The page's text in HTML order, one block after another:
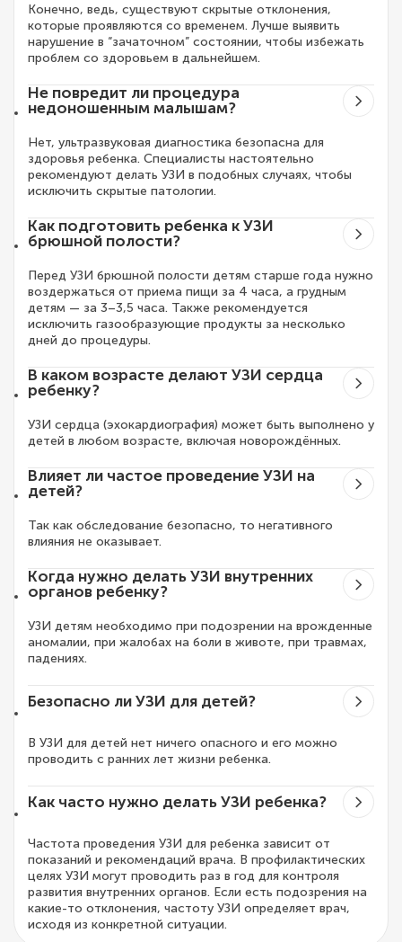
Конечно, ведь, существуют скрытые отклонения,
которые проявляются со временем. Лучше выявить
нарушение в “зачаточном” состоянии, чтобы избежать
проблем со здоровьем в дальнейшем.
Не повредит ли процедура
недоношенным малышам?
Нет, ультразвуковая диагностика безопасна для
здоровья ребенка. Специалисты настоятельно
рекомендуют делать УЗИ в подобных случаях, чтобы
исключить скрытые патологии.
Как подготовить ребенка к УЗИ
брюшной полости?
Перед УЗИ брюшной полости детям старше года нужно
воздержаться от приема пищи за 4 часа, а грудным
детям — за 3–3,5 часа. Также рекомендуется
исключить газообразующие продукты за несколько
дней до процедуры.
В каком возрасте делают УЗИ сердца
ребенку?
УЗИ сердца (эхокардиография) может быть выполнено у
детей в любом возрасте, включая новорождённых.
Влияет ли частое проведение УЗИ на
детей?
Так как обследование безопасно, то негативного
влияния не оказывает.
Когда нужно делать УЗИ внутренних
органов ребенку?
УЗИ детям необходимо при подозрении на врожденные
аномалии, при жалобах на боли в животе, при травмах,
падениях.
Безопасно ли УЗИ для детей?
В УЗИ для детей нет ничего опасного и его можно
проводить с ранних лет жизни ребенка.
Как часто нужно делать УЗИ ребенка?
Частота проведения УЗИ для ребенка зависит от
показаний и рекомендаций врача. В профилактических
целях УЗИ могут проводить раз в год для контроля
развития внутренних органов. Если есть подозрения на
какие-то отклонения, частоту УЗИ определяет врач,
исходя из конкретной ситуации.